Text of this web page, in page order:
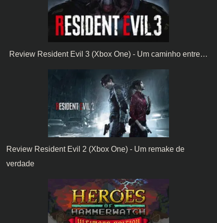
Review Resident Evil 3 (Xbox One) - Um caminho entre…
Review Resident Evil 2 (Xbox One) - Um remake de
verdade